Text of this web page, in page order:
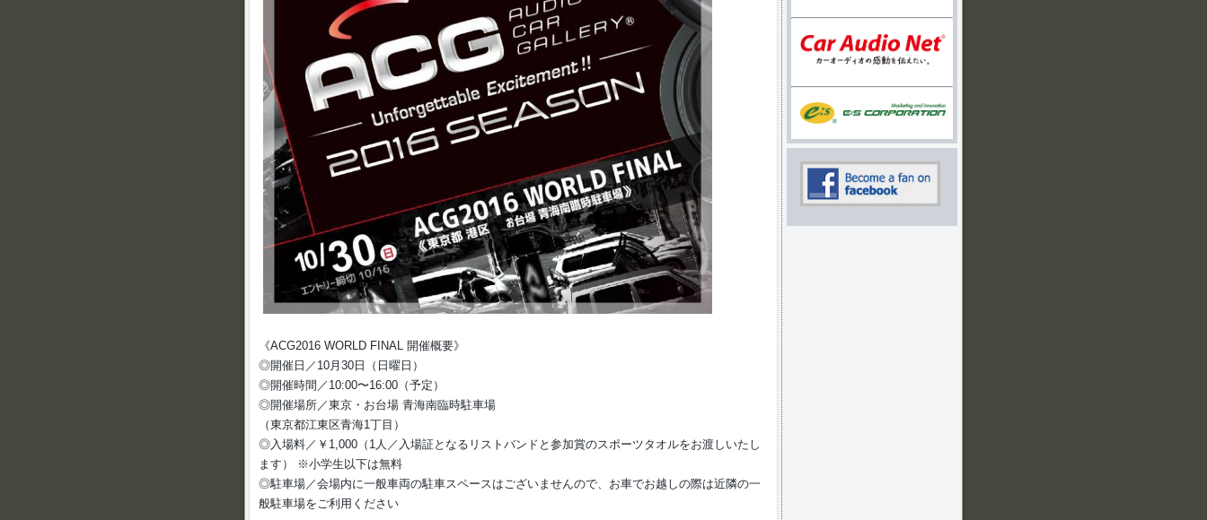
《ACG2016 WORLD FINAL 開催概要》
◎開催日／10月30日（日曜日）
◎開催時間／10:00〜16:00（予定）
◎開催場所／東京・お台場 青海南臨時駐車場
（東京都江東区青海1丁目）
◎入場料／￥1,000（1人／入場証となるリストバンドと参加賞のスポーツタオルをお渡しいたし
ます） ※小学生以下は無料
◎駐車場／会場内に一般車両の駐車スペースはございませんので、お車でお越しの際は近隣の一
般駐車場をご利用ください